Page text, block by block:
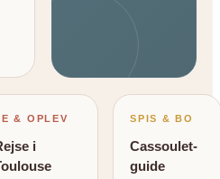
& OPLEV
i
SPIS & BO
Cassoulet-
guide